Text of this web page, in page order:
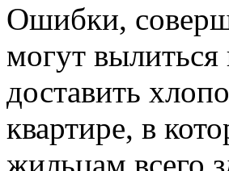
Ошибки,
могут
доставить
квартире, в
жильцам всего